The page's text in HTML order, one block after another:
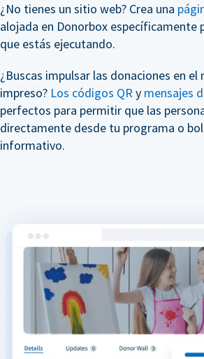
¿No tienes un sitio web? Crea una
alojada en Donorbox específicamente
que estás ejecutando.
¿Buscas impulsar las donaciones en el
impreso? Los códigos QR y mensajes
perfectos para permitir que las
directamente desde tu programa o
informativo.